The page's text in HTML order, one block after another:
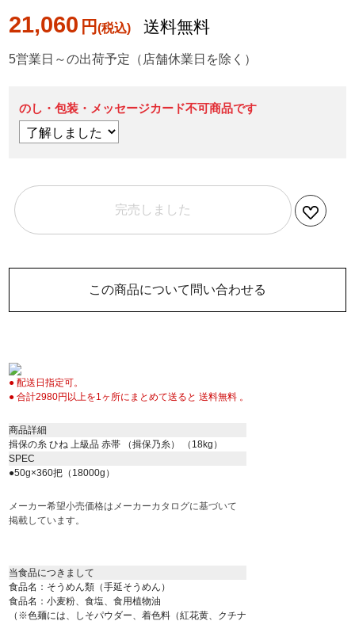
21,060 円 送料無料
5営業日～の出荷予定（店舗休業日を除く）
のし・包装・メッセージカード不可商品です
完売しました
この商品について問い合わせる
● 配送日指定可。
● 合計2980円以上を1ヶ所にまとめて送ると 送料無料 。
商品詳細
揖保の糸 ひね 上級品 赤帯 （揖保乃糸） （18kg）
SPEC
●50g×360把（18000g）
メーカー希望小売価格はメーカーカタログに基づいて
掲載しています。
当食品につきまして
食品名：そうめん類（手延そうめん）
食品名：小麦粉、食塩、食用植物油
（※色麺には、しそパウダー、着色料（紅花黄、クチナ